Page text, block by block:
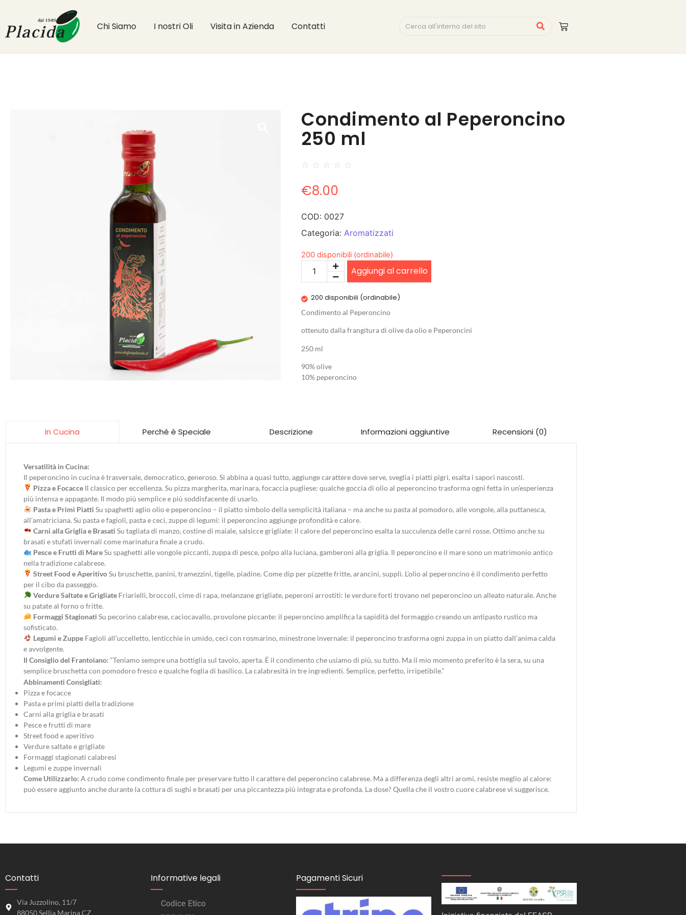
Chi Siamo I nostri Oli Visita in Azienda Contatti
Condimento al Peperoncino
250 ml
☆ ☆ ☆ ☆ ☆
€8.00
COD: 0027
Categoria: Aromatizzati
200 disponibili (ordinabile)
Aggiungi al carrello
200 disponibili (ordinabile)
Condimento al Peperoncino
ottenuto dalla frangitura di olive da olio e Peperoncini
250 ml
90% olive
10% peperoncino
In Cucina Perché è Speciale Descrizione Informazioni aggiuntive Recensioni (0)
Versatilità in Cucina:
Il peperoncino in cucina è trasversale, democratico, generoso. Si abbina a quasi tutto, aggiunge carattere dove serve, sveglia i piatti pigri, esalta i sapori nascosti.
Pizza e FocacceIl classico per eccellenza. Su pizza margherita, marinara, focaccia pugliese: qualche goccia di olio al peperoncino trasforma ogni fetta in un’esperienza
più intensa e appagante. Il modo più semplice e più soddisfacente di usarlo.
Pasta e Primi Piatti Su spaghetti aglio olio e peperoncino – il piatto simbolo della semplicità italiana – ma anche su pasta al pomodoro, alle vongole, alla puttanesca,
all’amatriciana. Su pasta e fagioli, pasta e ceci, zuppe di legumi: il peperoncino aggiunge profondità e calore.
Carni alla Griglia e Brasati Su tagliata di manzo, costine di maiale, salsicce grigliate: il calore del peperoncino esalta la succulenza delle carni rosse. Ottimo anche su
brasati e stufati invernali come marinatura finale a crudo.
Pesce e Frutti di MareSu spaghetti alle vongole piccanti, zuppa di pesce, polpo alla luciana, gamberoni alla griglia. Il peperoncino e il mare sono un matrimonio antico
nella tradizione calabrese.
Street Food e AperitivoSu bruschette, panini, tramezzini, tigelle, piadine. Come dip per pizzette fritte, arancini, supplì. L’olio al peperoncino è il condimento perfetto
per il cibo da passeggio.
Verdure Saltate e GrigliateFriarielli, broccoli, cime di rapa, melanzane grigliate, peperoni arrostiti: le verdure forti trovano nel peperoncino un alleato naturale. Anche
su patate al forno o fritte.
Formaggi Stagionati Su pecorino calabrese, caciocavallo, provolone piccante: il peperoncino amplifica la sapidità del formaggio creando un antipasto rustico ma
sofisticato.
Legumi e ZuppeFagioli all’uccelletto, lenticchie in umido, ceci con rosmarino, minestrone invernale: il peperoncino trasforma ogni zuppa in un piatto dall’anima calda
e avvolgente.
Il Consiglio del Frantoiano: “Teniamo sempre una bottiglia sul tavolo, aperta. È il condimento che usiamo di più, su tutto. Ma il mio momento preferito è la sera, su una
semplice bruschetta con pomodoro fresco e qualche foglia di basilico. La calabresità in tre ingredienti. Semplice, perfetto, irripetibile.”
Abbinamenti Consigliati:
Pizza e focacce
Pasta e primi piatti della tradizione
Carni alla griglia e brasati
Pesce e frutti di mare
Street food e aperitivo
Verdure saltate e grigliate
Formaggi stagionati calabresi
Legumi e zuppe invernali
Come Utilizzarlo: A crudo come condimento finale per preservare tutto il carattere del peperoncino calabrese. Ma a differenza degli altri aromi, resiste meglio al calore:
può essere aggiunto anche durante la cottura di sughi e brasati per una piccantezza più integrata e profonda. La dose? Quella che il vostro cuore calabrese vi suggerisce.
Contatti
Via Juzzolino, 11/7
88050 Sellia Marina CZ
Informative legali
Codice Etico
Pagamenti Sicuri